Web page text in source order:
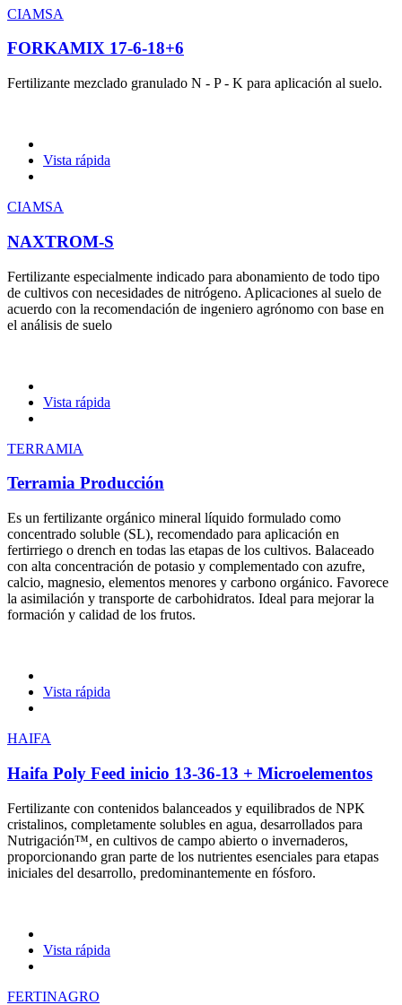
CIAMSA
FORKAMIX 17-6-18+6
Fertilizante mezclado granulado N - P - K para aplicación al suelo.
Vista rápida
CIAMSA
NAXTROM-S
Fertilizante especialmente indicado para abonamiento de todo tipo
de cultivos con necesidades de nitrógeno. Aplicaciones al suelo de
acuerdo con la recomendación de ingeniero agrónomo con base en
el análisis de suelo
Vista rápida
TERRAMIA
Terramia Producción
Es un fertilizante orgánico mineral líquido formulado como
concentrado soluble (SL), recomendado para aplicación en
fertirriego o drench en todas las etapas de los cultivos. Balaceado
con alta concentración de potasio y complementado con azufre,
calcio, magnesio, elementos menores y carbono orgánico. Favorece
la asimilación y transporte de carbohidratos. Ideal para mejorar la
formación y calidad de los frutos.
Vista rápida
HAIFA
Haifa Poly Feed inicio 13-36-13 + Microelementos
Fertilizante con contenidos balanceados y equilibrados de NPK
cristalinos, completamente solubles en agua, desarrollados para
Nutrigación™, en cultivos de campo abierto o invernaderos,
proporcionando gran parte de los nutrientes esenciales para etapas
iniciales del desarrollo, predominantemente en fósforo.
Vista rápida
FERTINAGRO